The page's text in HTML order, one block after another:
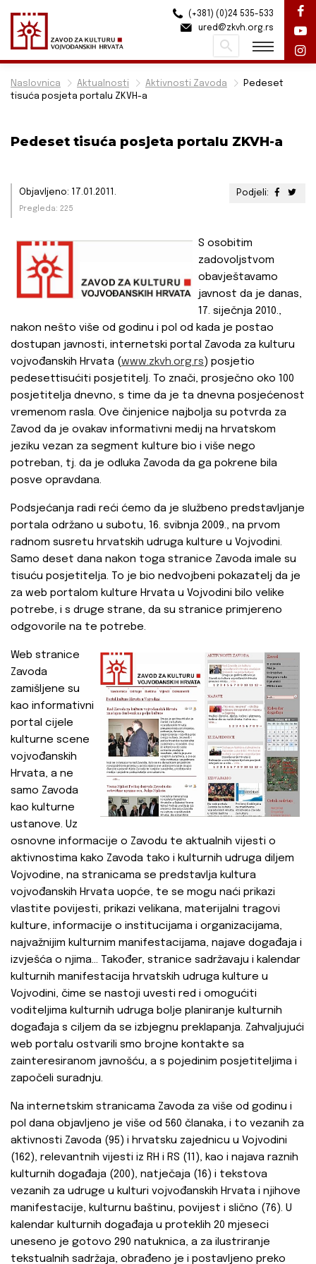
Naslovnica Aktualnosti Aktivnosti Zavoda
Pedeset
tisuća posjeta portalu ZKVH-a
Pedeset tisuća posjeta portalu ZKVH-a
Podjeli:
Objavljeno: 17.01.2011.
Pregleda: 225
S osobitim
zadovoljstvom
obavještavamo
javnost da je danas,
17. siječnja 2010.,
nakon nešto više od godinu i pol od kada je postao
dostupan javnosti, internetski portal Zavoda za kulturu
vojvođanskih Hrvata (www.zkvh.org.rs) posjetio
pedesettisućiti posjetitelj. To znači, prosječno oko 100
posjetitelja dnevno, s time da je ta dnevna posjećenost
vremenom rasla. Ove činjenice najbolja su potvrda za
Zavod da je ovakav informativni medij na hrvatskom
jeziku vezan za segment kulture bio i više nego
potreban, tj. da je odluka Zavoda da ga pokrene bila
posve opravdana.
Podsjećanja radi reći ćemo da je službeno predstavljanje
portala održano u subotu, 16. svibnja 2009., na prvom
radnom susretu hrvatskih udruga kulture u Vojvodini.
Samo deset dana nakon toga stranice Zavoda imale su
tisuću posjetitelja. To je bio nedvojbeni pokazatelj da je
za web portalom kulture Hrvata u Vojvodini bilo velike
potrebe, i s druge strane, da su stranice primjereno
odgovorile na te potrebe.
Web stranice
Zavoda
zamišljene su
kao informativni
portal cijele
kulturne scene
vojvođanskih
Hrvata, a ne
samo Zavoda
kao kulturne
ustanove. Uz
osnovne informacije o Zavodu te aktualnih vijesti o
aktivnostima kako Zavoda tako i kulturnih udruga diljem
Vojvodine, na stranicama se predstavlja kultura
vojvođanskih Hrvata uopće, te se mogu naći prikazi
vlastite povijesti, prikazi velikana, materijalni tragovi
kulture, informacije o institucijama i organizacijama,
najvažnijim kulturnim manifestacijama, najave događaja i
izvješća o njima... Također, stranice sadržavaju i kalendar
kulturnih manifestacija hrvatskih udruga kulture u
Vojvodini, čime se nastoji uvesti red i omogućiti
voditeljima kulturnih udruga bolje planiranje kulturnih
događaja s ciljem da se izbjegnu preklapanja. Zahvaljujući
web portalu ostvarili smo brojne kontakte sa
zainteresiranom javnošću, a s pojedinim posjetiteljima i
započeli suradnju.
Na internetskim stranicama Zavoda za više od godinu i
pol dana objavljeno je više od 560 članaka, i to vezanih za
aktivnosti Zavoda (95) i hrvatsku zajednicu u Vojvodini
(162), relevantnih vijesti iz RH i RS (11), kao i najava raznih
kulturnih događaja (200), natječaja (16) i tekstova
vezanih za udruge u kulturi vojvođanskih Hrvata i njihove
manifestacije, kulturnu baštinu, povijest i slično (76). U
kalendar kulturnih događaja u proteklih 20 mjeseci
uneseno je gotovo 290 natuknica, a za ilustriranje
tekstualnih sadržaja, obrađeno je i postavljeno preko
(+381) (0)24 535-533
ured@zkvh.org.rs
Pretraži